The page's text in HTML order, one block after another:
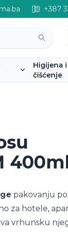
+387
Higijena i
čišćenje
pakovanju
za hotele,
vrhunsku